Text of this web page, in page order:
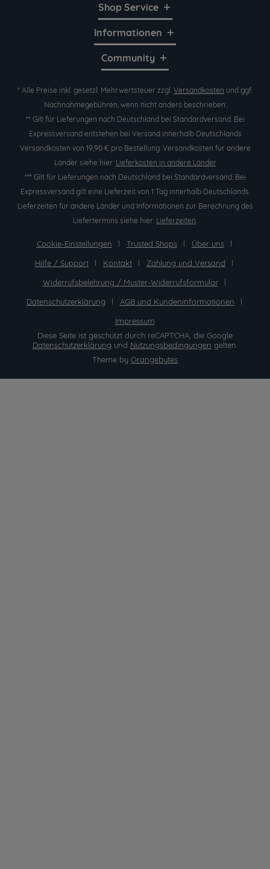
Shop Service
Informationen
Community
* Alle Preise inkl. gesetzl. Mehrwertsteuer zzgl. Versandkosten und ggf.
Nachnahmegebühren, wenn nicht anders beschrieben.
** Gilt für Lieferungen nach Deutschland bei Standardversand. Bei
Expressversand entstehen bei Versand innerhalb Deutschlands
Versandkosten von 19,90 € pro Bestellung. Versandkosten für andere
Länder siehe hier: Lieferkosten in andere Länder
*** Gilt für Lieferungen nach Deutschland bei Standardversand. Bei
Expressversand gilt eine Lieferzeit von 1 Tag innerhalb Deutschlands.
Lieferzeiten für andere Länder und Informationen zur Berechnung des
Liefertermins siehe hier: Lieferzeiten
Cookie-Einstellungen Trusted Shops
Über uns
Hilfe / Support
Kontakt
Zahlung und Versand
Widerrufsbelehrung / Muster-Widerrufsformular
Datenschutzerklärung
AGB und Kundeninformationen
Impressum
Diese Seite ist geschützt durch reCAPTCHA, die Google
Datenschutzerklärung und Nutzungsbedingungen gelten.
Theme by Orangebytes